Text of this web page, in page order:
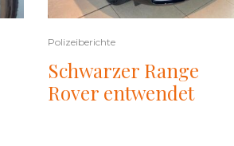
Polizeiberichte
Schwarzer Range
Rover entwendet